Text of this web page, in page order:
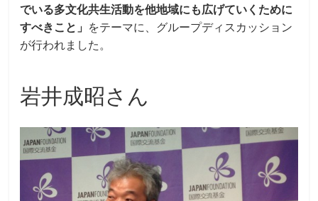
でいる多文化共生活動を他地域にも広げていくために
すべきこと」 をテーマに、グループディスカッション
が行われました。
岩井成昭さん